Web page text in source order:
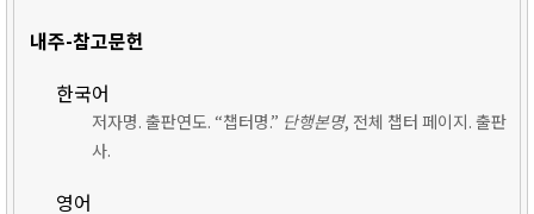
내주-참고문헌
한국어
저자명. 출판연도. “챕터명.” 단행본명, 전체 챕터 페이지. 출판
사.
영어